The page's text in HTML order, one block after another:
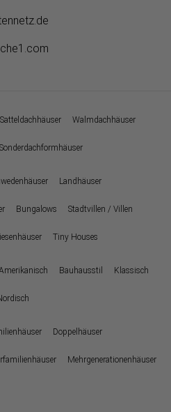
Satteldachhäuser Walmdachhäuser
Sonderdachformhäuser
Landhäuser
Bungalows Stadtvillen / Villen
Tiny Houses
Bauhausstil Klassisch
Doppelhäuser
Mehrgenerationenhäuser